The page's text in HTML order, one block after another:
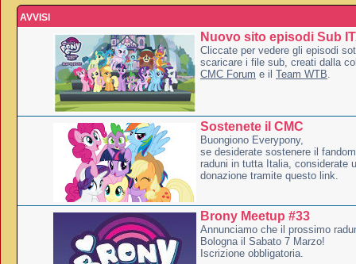
AVVISI
Nuovo sito episodi Sub
Cliccate per vedere gli episodi
scaricare i file sub, creati dalla
CMC Forum e il Team WTB.
Sostenete il CMC
Buongiono Everypony,
se desiderate sostenere il
raduni in tutta Italia, considerate
donazione tramite questo link.
Brony Meetup #33
Annunciamo che il prossimo
Bologna il Sabato 7 Marzo!
Iscrizione obbligatoria.